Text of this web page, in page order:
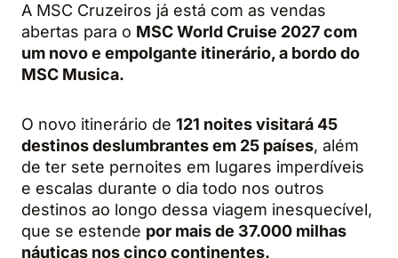
A MSC Cruzeiros já está com as vendas
abertas para o MSC World Cruise 2027 com
um novo e empolgante itinerário, a bordo do
MSC Musica.
O novo itinerário de 121 noites visitará 45
destinos deslumbrantes em 25 países, além
de ter sete pernoites em lugares imperdíveis
e escalas durante o dia todo nos outros
destinos ao longo dessa viagem inesquecível,
que se estende por mais de 37.000 milhas
náuticas nos cinco continentes.